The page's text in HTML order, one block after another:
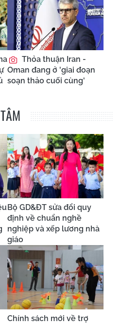
Thỏa thuận Iran -
Oman đang ở 'giai đoạn
soạn thảo cuối cùng'
Bộ GD&ĐT sửa đổi quy
định về chuẩn nghề
nghiệp và xếp lương nhà
giáo
Chính sách mới về trợ